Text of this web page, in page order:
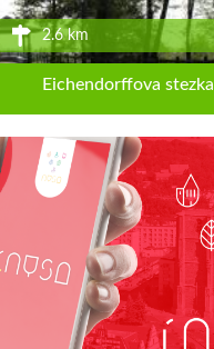
2.6 km
Eichendorffova stezka